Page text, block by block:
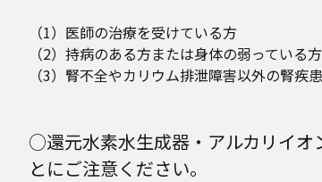
（1）医師の治療を受けている方
（2）持病のある方または身体の弱っている方
（3）腎不全やカリウム排泄障害以外の腎疾
○還元水素水生成器・アルカリイオ
とにご注意ください。